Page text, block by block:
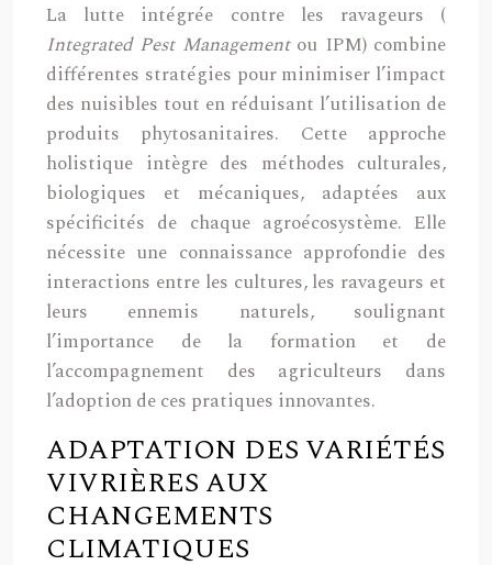
La lutte intégrée contre les ravageurs (
Integrated Pest Management ou IPM) combine
différentes stratégies pour minimiser l’impact
des nuisibles tout en réduisant l’utilisation de
produits phytosanitaires. Cette approche
holistique intègre des méthodes culturales,
biologiques et mécaniques, adaptées aux
spécificités de chaque agroécosystème. Elle
nécessite une connaissance approfondie des
interactions entre les cultures, les ravageurs et
leurs ennemis naturels, soulignant
l’importance de la formation et de
l’accompagnement des agriculteurs dans
l’adoption de ces pratiques innovantes.
ADAPTATION DES VARIÉTÉS
VIVRIÈRES AUX
CHANGEMENTS
CLIMATIQUES